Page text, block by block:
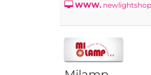
WWW.